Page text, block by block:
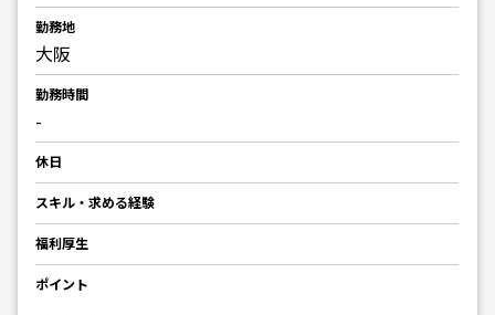
勤務地
大阪
勤務時間
-
休日
スキル・求める経験
福利厚生
ポイント